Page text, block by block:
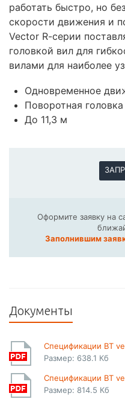
работать быстро, но
скорости движения и
Vector R-серии
головкой вил для
вилами для наиболее
Одновременное
Поворотная
До 11,3 м
Оформите заявку на
Заполнившим
Документы
Спецификации BT
Размер: 638.1 Кб
Спецификации BT
Размер: 814.5 Кб